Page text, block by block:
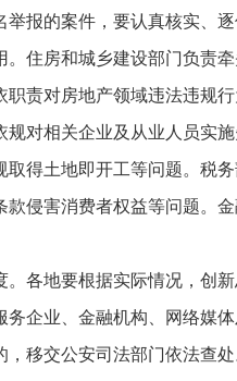
举报的案件，要认真核实、
。住房和城乡建设部门负责
职责对房地产领域违法违规
规对相关企业及从业人员实
取得土地即开工等问题。税
款侵害消费者权益等问题。
。各地要根据实际情况，创
务企业、金融机构、网络媒
，移交公安司法部门依法查